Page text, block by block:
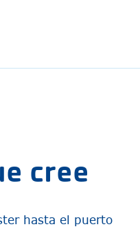
cree
hasta el puerto